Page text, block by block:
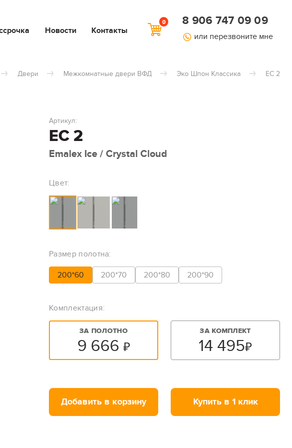
Новости Контакты
0 8 906 747 09 09
или перезвоните мне
Двери Межкомнатные двери ВФД Эко Шпон Классика EC 2
EC 2
Артикул:
Emalex Ice / Crystal Cloud
Цвет:
Размер полотна:
200*60 200*70 200*80 200*90
Комплектация:
ЗА ПОЛОТНО
9 666 ₽
ЗА КОМПЛЕКТ
14 495₽
Добавить в корзину Купить в 1 клик